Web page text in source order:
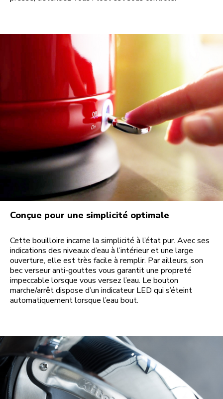
Conçue pour une simplicité optimale
Cette bouilloire incarne la simplicité à l’état pur. Avec ses
indications des niveaux d’eau à l’intérieur et une large
ouverture, elle est très facile à remplir. Par ailleurs, son
bec verseur anti-gouttes vous garantit une propreté
impeccable lorsque vous versez l’eau. Le bouton
marche/arrêt dispose d’un indicateur LED qui s’éteint
automatiquement lorsque l’eau bout.